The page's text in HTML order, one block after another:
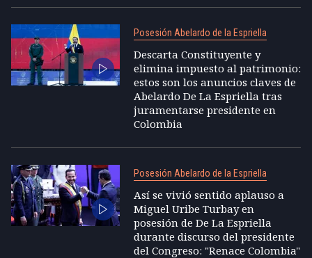
Posesión Abelardo de la Espriella
Descarta Constituyente y
elimina impuesto al patrimonio:
estos son los anuncios claves de
Abelardo De La Espriella tras
juramentarse presidente en
Colombia
Posesión Abelardo de la Espriella
Así se vivió sentido aplauso a
Miguel Uribe Turbay en
posesión de De La Espriella
durante discurso del presidente
del Congreso: "Renace Colombia"